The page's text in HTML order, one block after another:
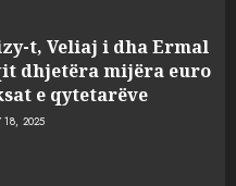
t, Veliaj i dha Ermal
dhjetëra mijëra euro
e qytetarëve
18, 2025